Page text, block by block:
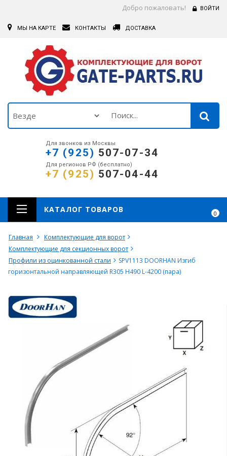
Добро пожаловать! ВОЙТИ
МЫ НА КАРТЕ КОНТАКТЫ ДОСТАВКА
Для звонков из Москвы
+7 (925) 507-07-34
Для регионов РФ (бесплатно)
+7 (925) 507-04-44
0
КАТАЛОГ ТОВАРОВ
Главная
Комплектующие для ворот
Комплектующие для секционных ворот
Профили из оцинкованной стали
SPV1113 DOORHAN Изгиб
горизонтальной направляющей R305 H490 L-4200 (пара)